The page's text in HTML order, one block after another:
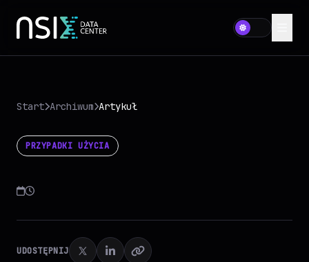
Start Archiwum Artykuł
PRZYPADKI UŻYCIA
UDOSTĘPNIJ